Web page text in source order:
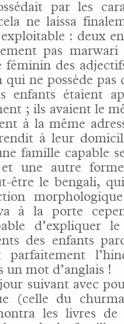
par les
ne laissa
: deux
pas marwari
féminin des
ne possède pas
enfants étaient
; ils avaient le
à la même
à leur
famille capable
une autre
être le bengali,
à la porte
d’expliquer
des enfants
parfaitement
un mot d’anglais !
suivant avec
(celle du
les livres de